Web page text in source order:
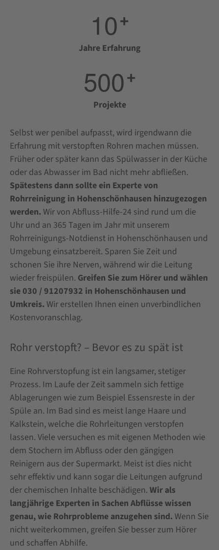
10+
Jahre Erfahrung
500+
Projekte
Selbst wer penibel aufpasst, wird irgendwann die
Erfahrung mit verstopften Rohren machen müssen.
Früher oder später kann das Spülwasser in der Küche
oder das Abwasser im Bad nicht mehr abfließen.
Spätestens dann sollte ein Experte von
Rohrreinigung in Hohenschönhausen hinzugezogen
werden. Wir von Abfluss-Hilfe-24 sind rund um die
Uhr und an 365 Tagen im Jahr mit unserem
Rohrreinigungs-Notdienst in Hohenschönhausen und
Umgebung einsatzbereit. Sparen Sie Zeit und
schonen Sie ihre Nerven, während wir die Leitung
wieder freispülen. Greifen Sie zum Hörer und wählen
sie 030 / 91207932 in Hohenschönhausen und
Umkreis. Wir erstellen Ihnen einen unverbindlichen
Kostenvoranschlag.
Rohr verstopft? – Bevor es zu spät ist
Eine Rohrverstopfung ist ein langsamer, stetiger
Prozess. Im Laufe der Zeit sammeln sich fettige
Ablagerungen wie zum Beispiel Essensreste in der
Spüle an. Im Bad sind es meist lange Haare und
Kalkstein, welche die Rohrleitungen verstopfen
lassen. Viele versuchen es mit eigenen Methoden wie
dem Stochern im Abfluss oder den gängigen
Reinigern aus der Supermarkt. Meist ist dies nicht
sehr effektiv und kann sogar die Leitungen aufgrund
der chemischen Inhalte beschädigen. Wir als
langjährige Experten in Sachen Abflüsse wissen
genau, wie Rohrprobleme anzugehen sind. Wenn Sie
nicht weiterkommen, greifen Sie besser zum Hörer
und schaffen Abhilfe.